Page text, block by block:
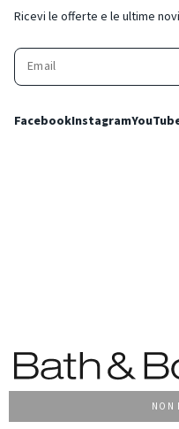
NON
Ricevi le offerte e le ultime
FacebookInstagram